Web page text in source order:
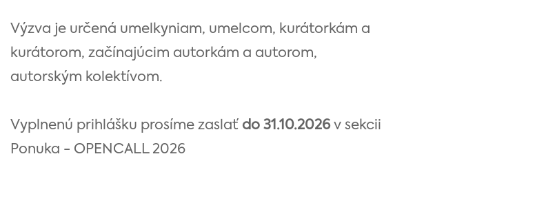
Výzva je určená umelkyniam, umelcom, kurátorkám a
kurátorom, začínajúcim autorkám a autorom,
autorským kolektívom.
Vyplnenú prihlášku prosíme zaslať do 31.10.2026 v sekcii
Ponuka - OPENCALL 2026